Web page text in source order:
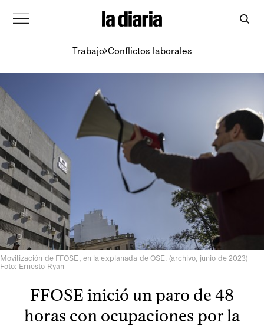
Trabajo Conflictos laborales
Movilización de FFOSE, en la explanada de OSE. (archivo, junio de 2023)
Foto: Ernesto Ryan
FFOSE inició un paro de 48
horas con ocupaciones por la